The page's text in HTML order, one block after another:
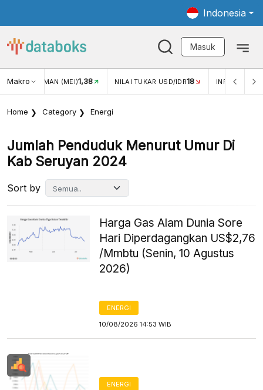
Indonesia
Masuk
Makro
TUKAR USD/IDR18 INFLASI YOY (JUL)2,88% INFLASI MOM
Home Category Energi
Jumlah Penduduk Menurut Umur Di
Kab Seruyan 2024
Sort by
Harga Gas Alam Dunia Sore
Hari Diperdagangkan US$2,76
/Mmbtu (Senin, 10 Agustus
2026)
ENERGI
10/08/2026 14:53 WIB
ENERGI